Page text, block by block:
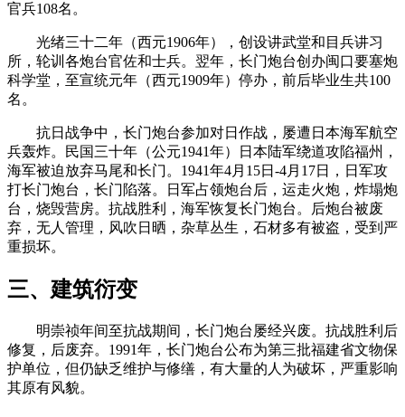
官兵108名。
光绪三十二年（西元1906年），创设讲武堂和目兵讲习
所，轮训各炮台官佐和士兵。翌年，长门炮台创办闽口要塞炮
科学堂，至宣统元年（西元1909年）停办，前后毕业生共100
名。
抗日战争中，长门炮台参加对日作战，屡遭日本海军航空
兵轰炸。民国三十年（公元1941年）日本陆军绕道攻陷福州，
海军被迫放弃马尾和长门。1941年4月15日-4月17日，日军攻
打长门炮台，长门陷落。日军占领炮台后，运走火炮，炸塌炮
台，烧毁营房。抗战胜利，海军恢复长门炮台。后炮台被废
弃，无人管理，风吹日晒，杂草丛生，石材多有被盗，受到严
重损坏。
三、建筑衍变
明崇祯年间至抗战期间，长门炮台屡经兴废。抗战胜利后
修复，后废弃。1991年，长门炮台公布为第三批福建省文物保
护单位，但仍缺乏维护与修缮，有大量的人为破坏，严重影响
其原有风貌。